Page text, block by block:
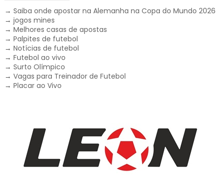
→ Saiba onde apostar na Alemanha na Copa do Mundo 2026
→ jogos mines
→ Melhores casas de apostas
→ Palpites de futebol
→ Notícias de futebol
→ Futebol ao vivo
→ Surto Olímpico
→ Vagas para Treinador de Futebol
→ Placar ao Vivo